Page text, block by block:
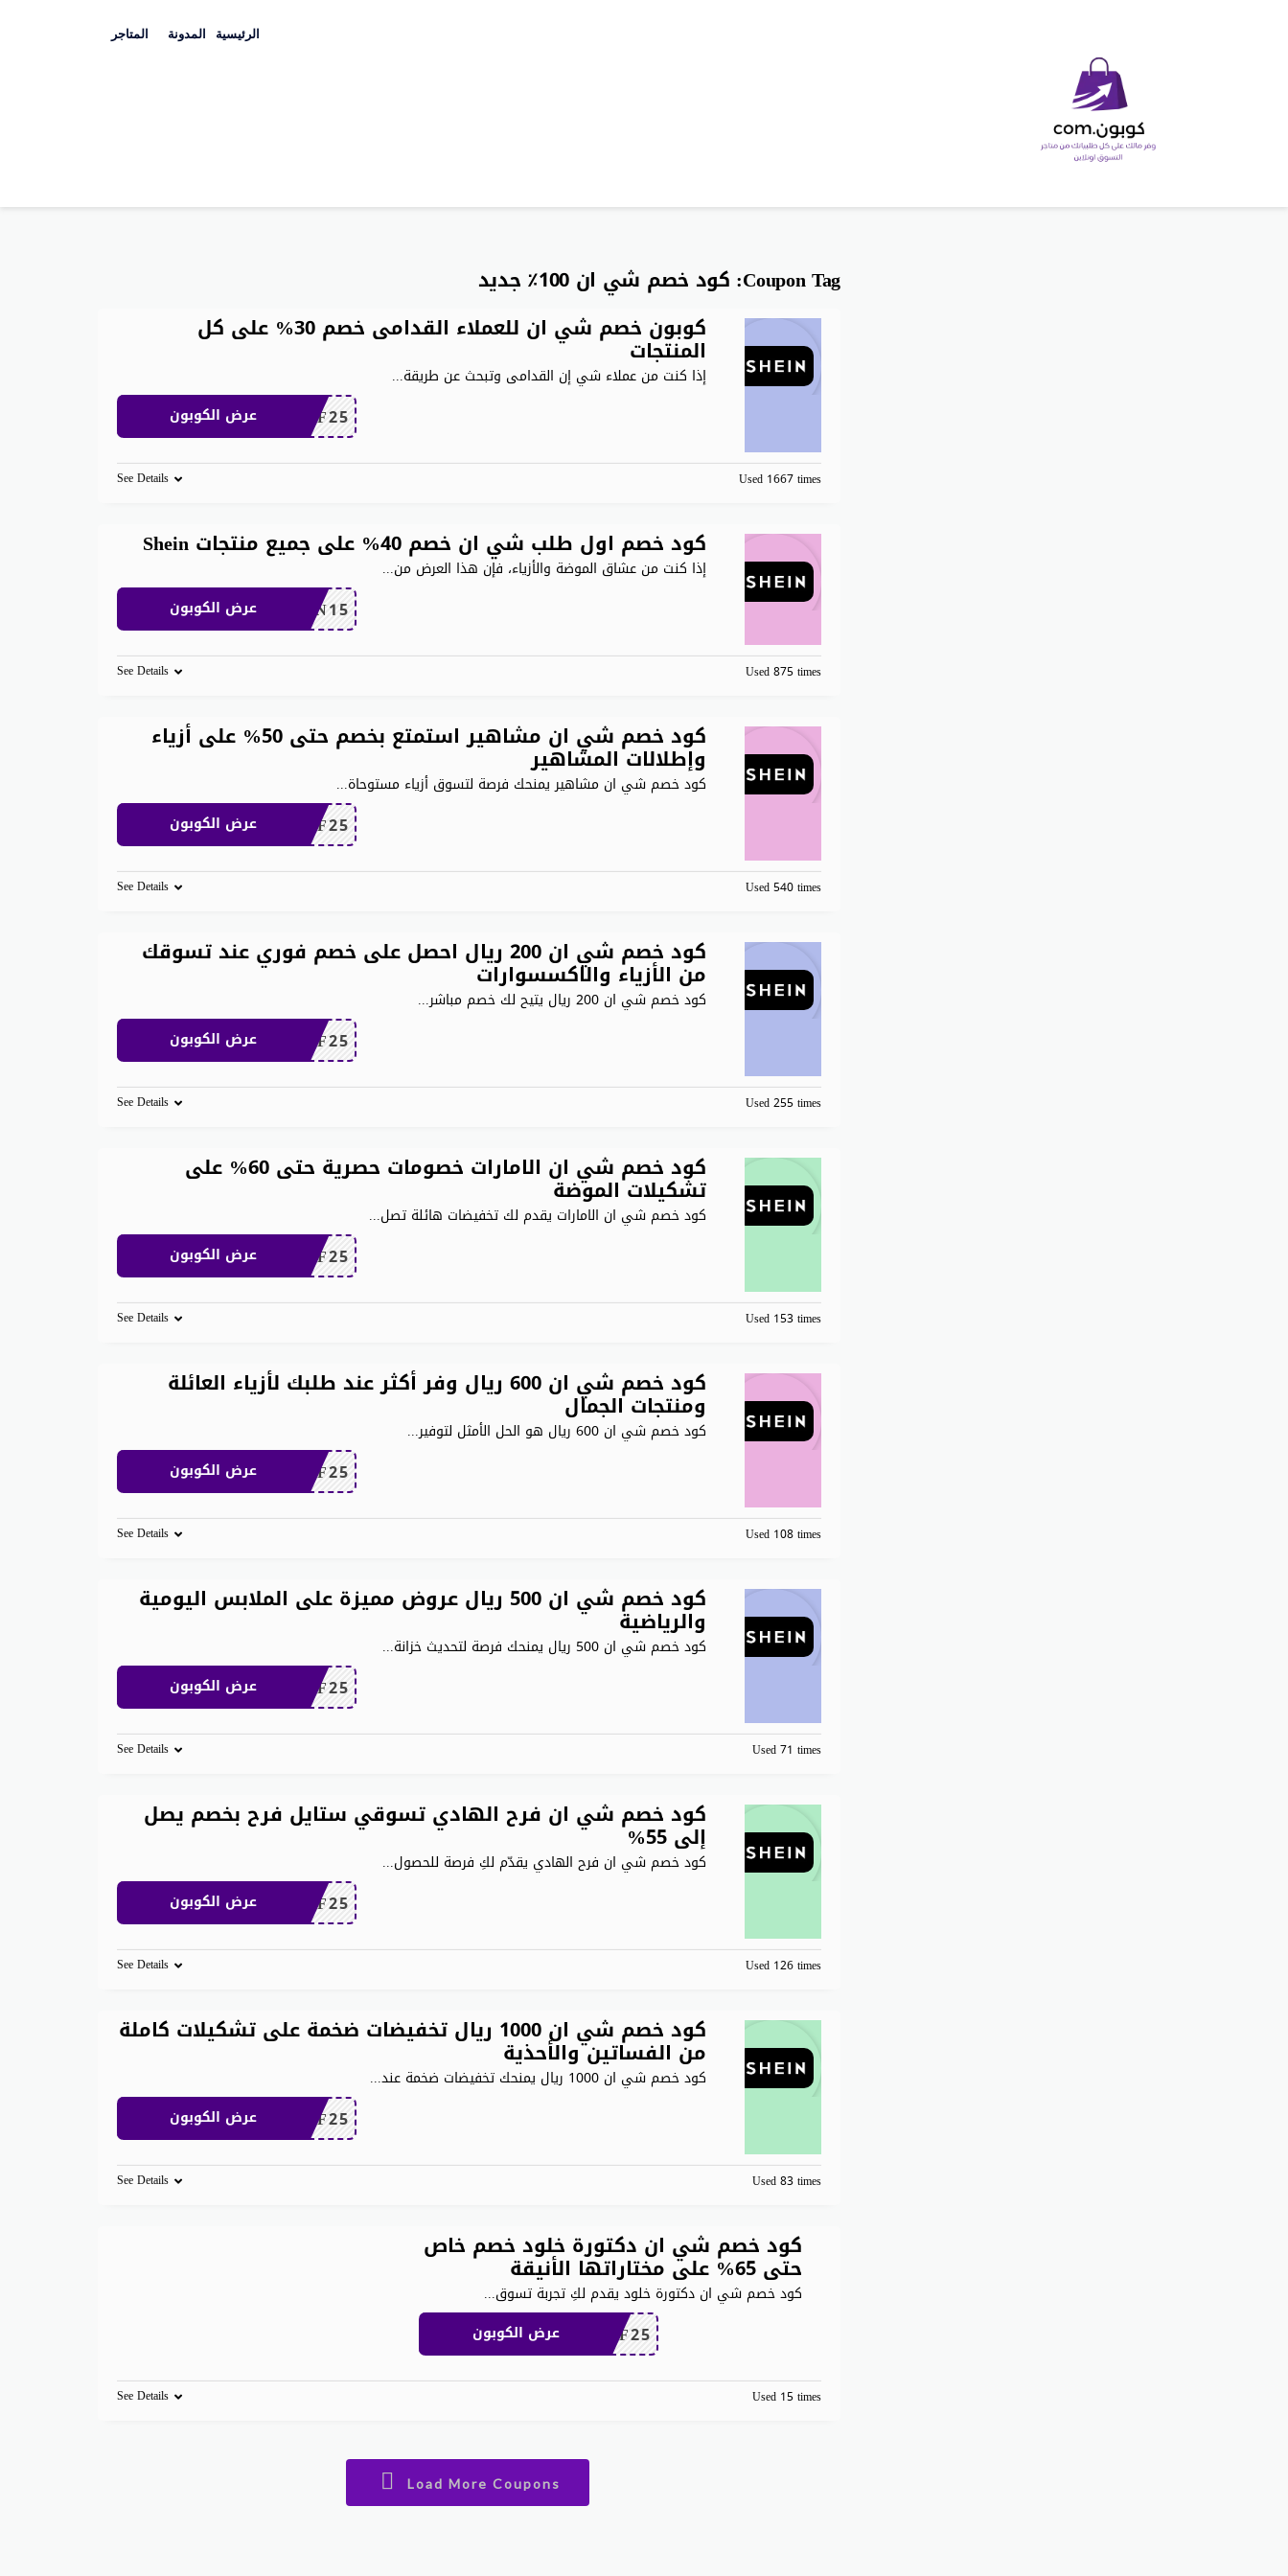
الرئيسية المدونة المتاجر
Coupon Tag: كود خصم شي ان 100٪ جديد
كوبون خصم شي ان للعملاء القدامى خصم 30% على كل
المنتجات
إذا كنت من عملاء شي إن القدامى وتبحث عن طريقة...
MEAF25 عرض الكوبون
Used 1667 times
See Details
كود خصم اول طلب شي ان خصم 40% على جميع منتجات Shein
إذا كنت من عشاق الموضة والأزياء، فإن هذا العرض من...
SHEN15 عرض الكوبون
Used 875 times
See Details
كود خصم شي ان مشاهير استمتع بخصم حتى 50% على أزياء
وإطلالات المشاهير
كود خصم شي ان مشاهير يمنحك فرصة لتسوق أزياء مستوحاة...
MEAF25 عرض الكوبون
Used 540 times
See Details
كود خصم شي ان 200 ريال احصل على خصم فوري عند تسوقك
من الأزياء والاكسسوارات
كود خصم شي ان 200 ريال يتيح لك خصم مباشر ...
MEAF25 عرض الكوبون
Used 255 times
See Details
كود خصم شي ان الامارات خصومات حصرية حتى 60% على
تشكيلات الموضة
كود خصم شي ان الامارات يقدم لك تخفيضات هائلة تصل...
MEAF25 عرض الكوبون
Used 153 times
See Details
كود خصم شي ان 600 ريال وفر أكثر عند طلبك لأزياء العائلة
ومنتجات الجمال
كود خصم شي ان 600 ريال هو الحل الأمثل لتوفير ...
MEAF25 عرض الكوبون
Used 108 times
See Details
كود خصم شي ان 500 ريال عروض مميزة على الملابس اليومية
والرياضية
كود خصم شي ان 500 ريال يمنحك فرصة لتحديث خزانة ...
MEAF25 عرض الكوبون
Used 71 times
See Details
كود خصم شي ان فرح الهادي تسوقي ستايل فرح بخصم يصل
إلى 55%
كود خصم شي ان فرح الهادي يقدّم لكِ فرصة للحصول...
MEAF25 عرض الكوبون
Used 126 times
See Details
كود خصم شي ان 1000 ريال تخفيضات ضخمة على تشكيلات كاملة
من الفساتين والأحذية
كود خصم شي ان 1000 ريال يمنحك تخفيضات ضخمة عند ...
MEAF25 عرض الكوبون
Used 83 times
See Details
كود خصم شي ان دكتورة خلود خصم خاص
حتى 65% على مختاراتها الأنيقة
كود خصم شي ان دكتورة خلود يقدم لكِ تجربة تسوق...
MEAF25 عرض الكوبون
Used 15 times
See Details
Load More Coupons